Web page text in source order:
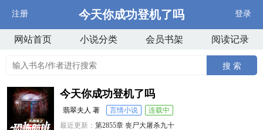
注册 今天你成功登机了吗 登录
网站首页 小说分类 会员书架 阅读记录
搜 索
今天你成功登机了吗
翡翠夫人 著 言情小说
连载中
最近更新：第2855章 丧尸大屠杀九十